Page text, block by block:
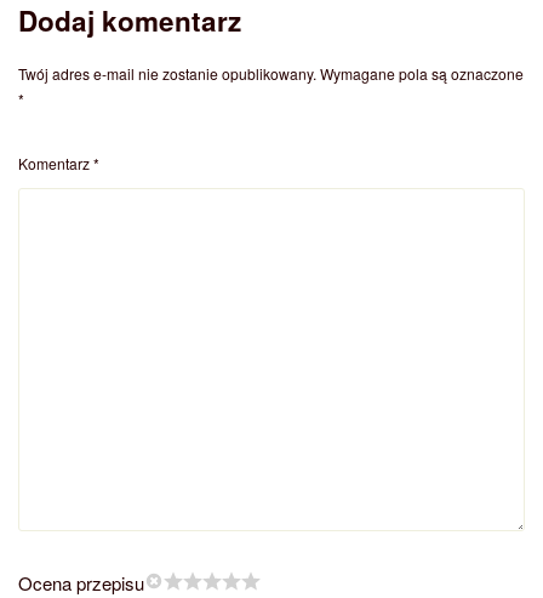
Dodaj komentarz
Twój adres e-mail nie zostanie opublikowany. Wymagane pola są oznaczone
*
Komentarz*
Ocena przepisu